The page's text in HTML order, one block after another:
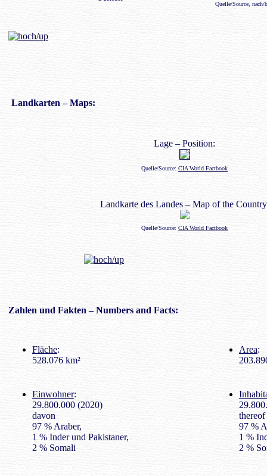
Quelle/Source,
Landkarten – Maps:
Lage – Position:
Quelle/Source: CIA World Factbook
Landkarte des Landes – Map of the
Quelle/Source:CIA World Factbook
Zahlen und Fakten – Numbers and Facts:
Fläche:
528.076 km²
Area:
Einwohner:
29.800.000 (2020)
davon
97 % Araber,
1 % Inder und Pakistaner,
2 % Somali
thereof
97 %
1 %
2 %